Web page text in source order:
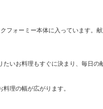
フォーミー本体に入っています。
いお料理もすぐに決まり、毎日の
理の幅が広がります。